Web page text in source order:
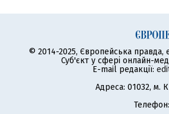
© 2014-2025, Європейська правда,
Суб'єкт у сфері онлайн-
E-mail редакції:
Адреса: 01032, м.